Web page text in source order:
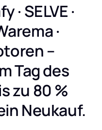
· SELVE ·
·
–
Tag des
zu 80 %
Neukauf.